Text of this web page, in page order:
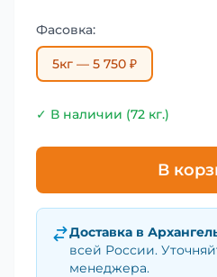
Фасовка:
5кг — 5 750 ₽
✓ В наличии (72 кг.)
В
Доставка в
всей России.
менеджера.